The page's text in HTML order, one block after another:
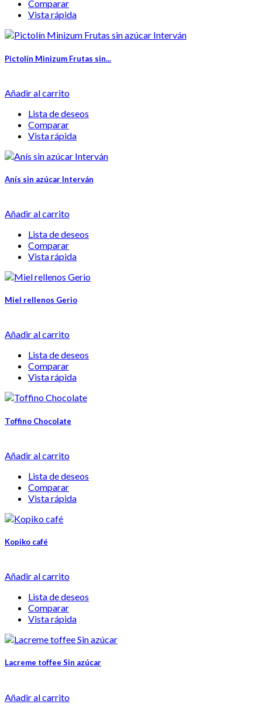
Comparar
Vista rápida
Pictolín Minizum Frutas sin...
Añadir al carrito
Lista de deseos
Comparar
Vista rápida
Anís sin azúcar Interván
Añadir al carrito
Lista de deseos
Comparar
Vista rápida
Miel rellenos Gerio
Añadir al carrito
Lista de deseos
Comparar
Vista rápida
Toffino Chocolate
Añadir al carrito
Lista de deseos
Comparar
Vista rápida
Kopiko café
Añadir al carrito
Lista de deseos
Comparar
Vista rápida
Lacreme toffee Sin azúcar
Añadir al carrito